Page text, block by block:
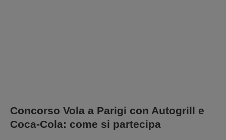
Concorso Vola a Parigi con Autogrill e
Coca-Cola: come si partecipa